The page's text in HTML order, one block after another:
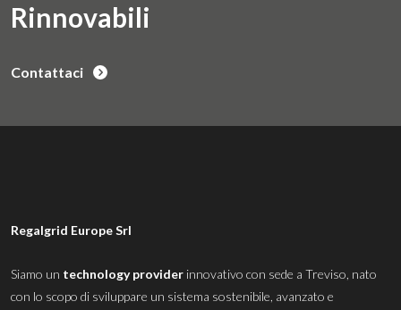
Rinnovabili
Contattaci
Regalgrid Europe Srl
Siamo un technology provider innovativo con sede a Treviso, nato
con lo scopo di sviluppare un sistema sostenibile, avanzato e